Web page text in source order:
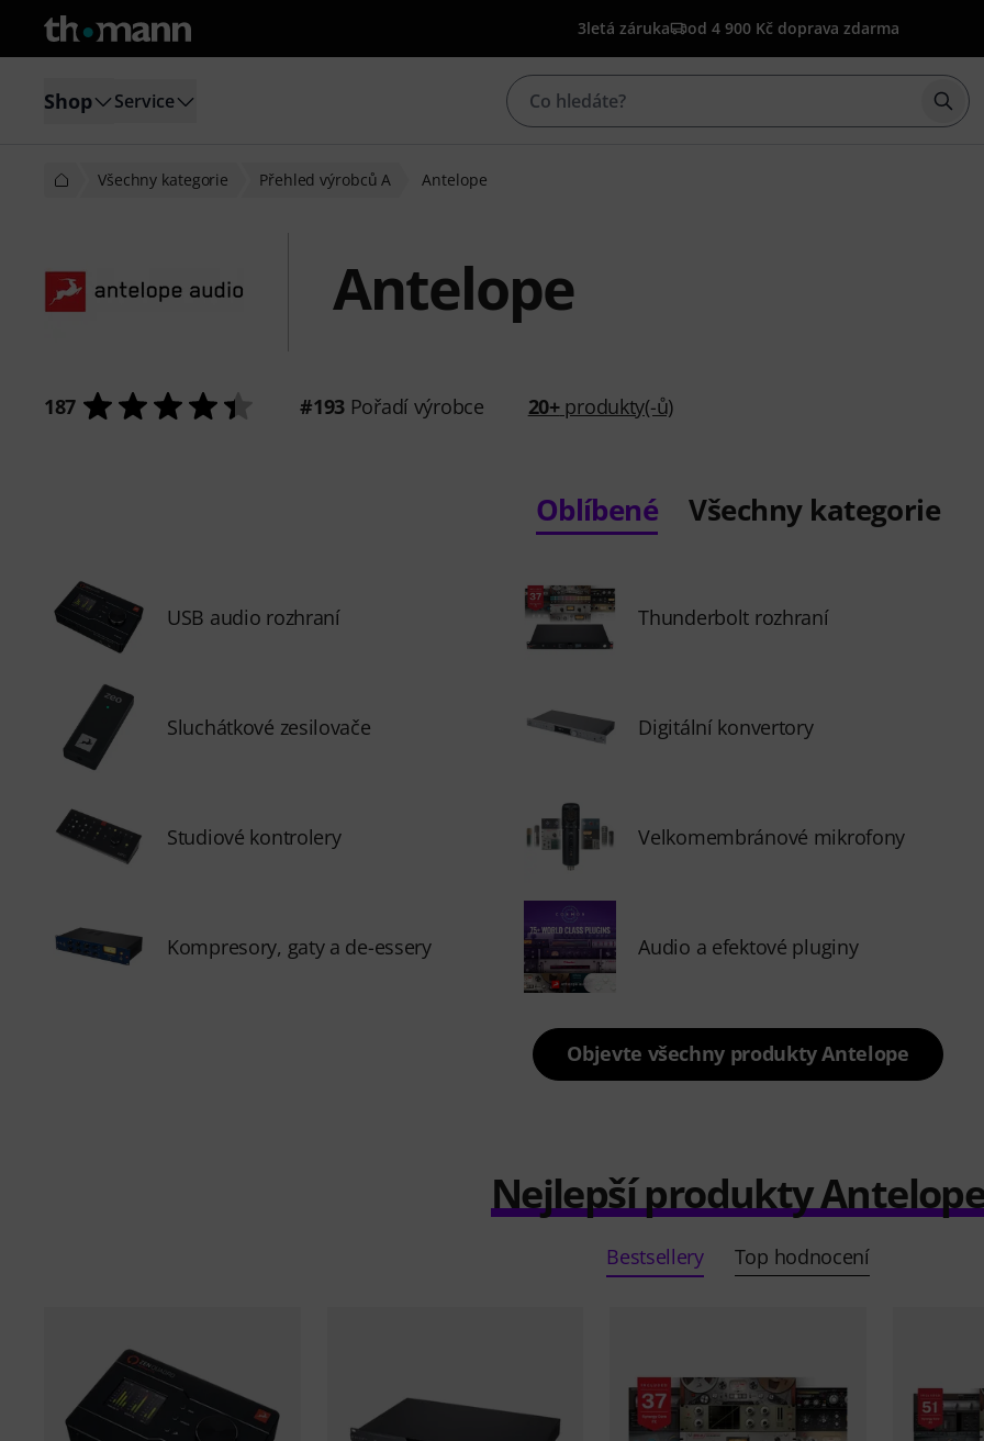
3letá záruka od 4 900 Kč doprava zdarma
Shop Service
Všechny kategorie Přehled výrobců A Antelope
Antelope
187 #193Pořadí výrobce 20+produkty(-ů)
Oblíbené Všechny kategorie
USB audio rozhraní Thunderbolt rozhraní
Sluchátkové zesilovače Digitální konvertory
Studiové kontrolery Velkomembránové mikrofony
Kompresory, gaty a de-essery Audio a efektové pluginy
Objevte všechny produkty Antelope
Nejlepší produkty
Bestsellery Top hodnocení